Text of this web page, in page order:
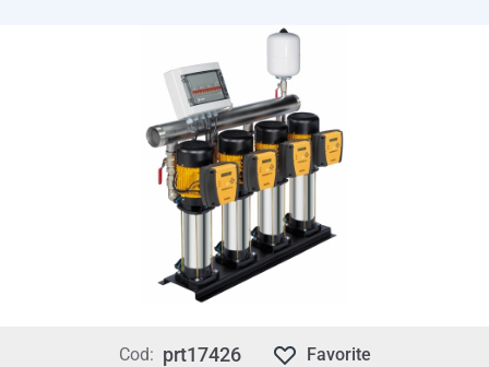
Cod: prt17426 Favorite